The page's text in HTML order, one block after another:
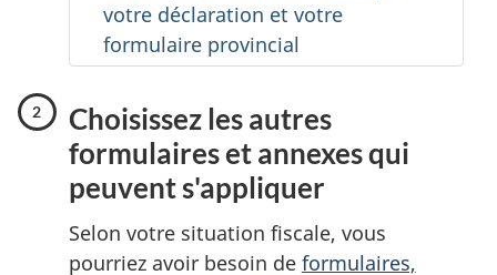
votre déclaration et votre
formulaire provincial
Choisissez les autres
formulaires et annexes qui
peuvent s'appliquer
Selon votre situation fiscale, vous
pourriez avoir besoin de formulaires,